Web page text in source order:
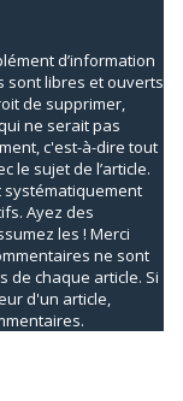
d’information
sont libres et ouverts
de supprimer,
ne serait pas
c'est-à-dire tout
le sujet de l’article.
systématiquement
Ayez des
les ! Merci
ne sont
de chaque article. Si
d'un article,